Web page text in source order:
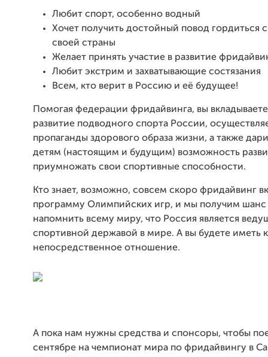
Любит спорт, особенно водный
Хочет получить достойный повод гордиться
своей страны
Желает принять участие в развитие
Любит экстрим и захватывающие состязания
Всем, кто верит в Россию и её будущее!
Помогая федерации фридайвинга, вы
развитие подводного спорта России,
пропаганды здорового образа жизни, а также
детям (настоящим и будущим) возможность
приумножать свои спортивные способности.
Кто знает, возможно, совсем скоро фридайвинг
программу Олимпийских игр, и мы получим шанс
напомнить всему миру, что Россия является
спортивной державой в мире. А вы будете иметь
непосредственное отношение.
А пока нам нужны средства и спонсоры, чтобы
сентябре на чемпионат мира по фридайвингу в